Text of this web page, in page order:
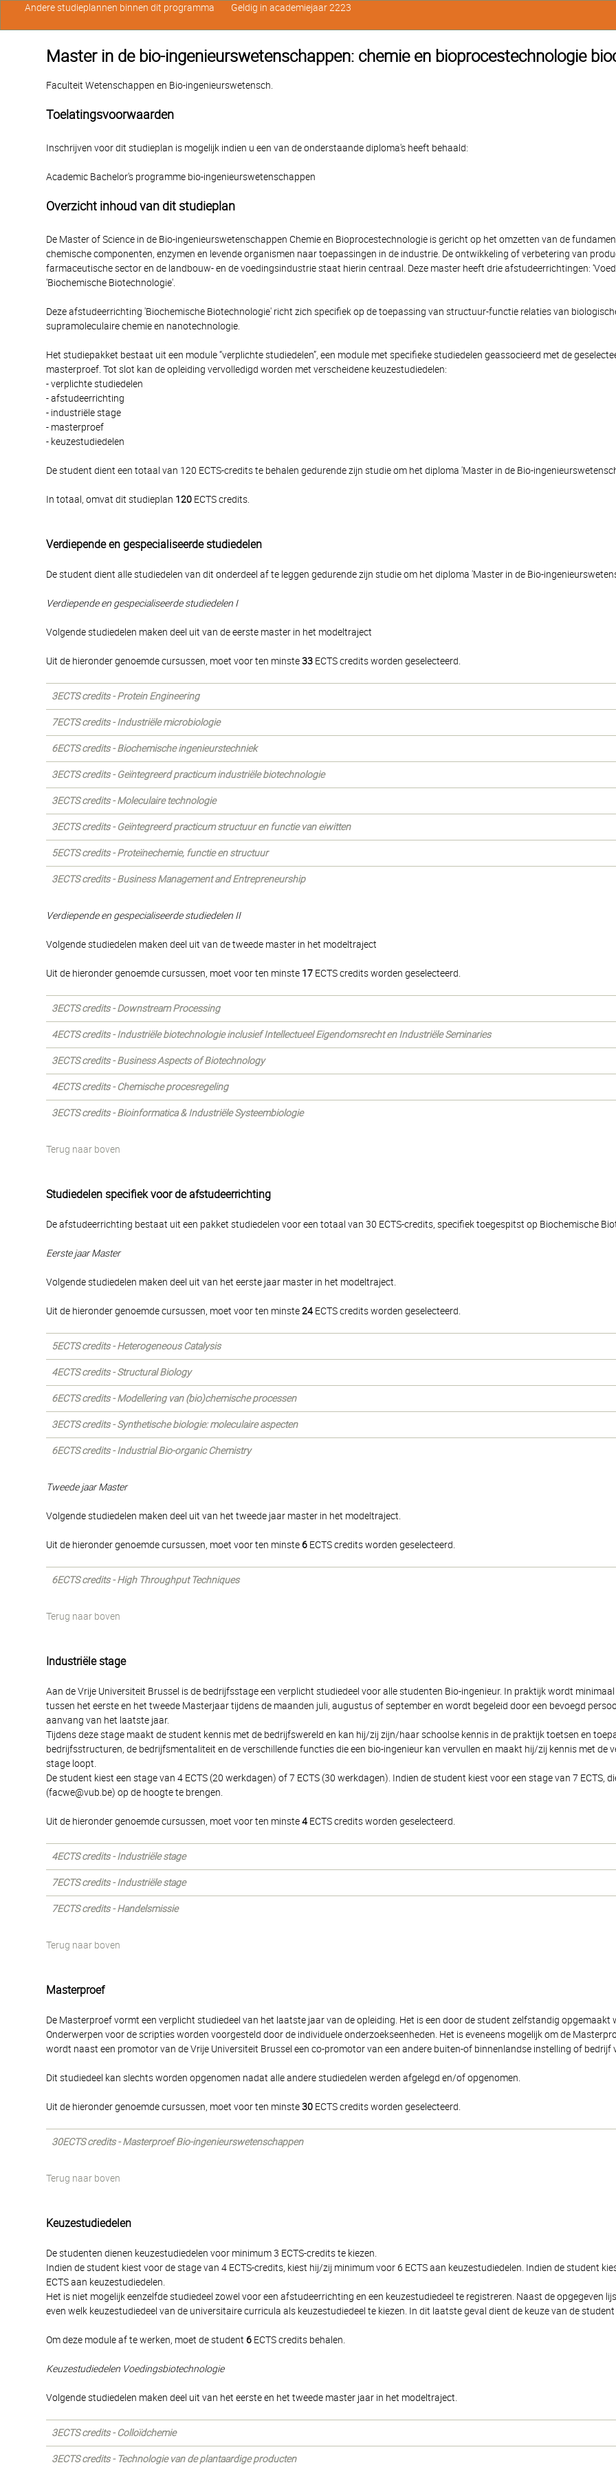
Master in de bio-ingenieurswetenschappen: chemie en bioprocestechnologie
Faculteit Wetenschappen en Bio-ingenieurswetensch.
Toelatingsvoorwaarden
Inschrijven voor dit studieplan is mogelijk indien u een van de onderstaande diploma's heeft behaald:
Academic Bachelor's programme bio-ingenieurswetenschappen
Overzicht inhoud van dit studieplan
De Master of Science in de Bio-ingenieurswetenschappen Chemie en Bioprocestechnologie is gericht op het omzetten van de
chemische componenten, enzymen en levende organismen naar toepassingen in de industrie. De ontwikkeling of verbetering van
farmaceutische sector en de landbouw- en de voedingsindustrie staat hierin centraal. Deze master heeft drie afstudeerrichtingen:
'Biochemische Biotechnologie'.
Deze afstudeerrichting 'Biochemische Biotechnologie' richt zich specifiek op de toepassing van structuur-functie relaties van
supramoleculaire chemie en nanotechnologie.
Het studiepakket bestaat uit een module “verplichte studiedelen”, een module met specifieke studiedelen geassocieerd met de
masterproef. Tot slot kan de opleiding vervolledigd worden met verscheidene keuzestudiedelen:
- verplichte studiedelen
- afstudeerrichting
- industriële stage
- masterproef
- keuzestudiedelen
De student dient een totaal van 120 ECTS-credits te behalen gedurende zijn studie om het diploma 'Master in de Bio-
In totaal, omvat dit studieplan 120 ECTS credits.
Verdiepende en gespecialiseerde studiedelen
De student dient alle studiedelen van dit onderdeel af te leggen gedurende zijn studie om het diploma 'Master in de Bio-
Verdiepende en gespecialiseerde studiedelen I
Volgende studiedelen maken deel uit van de eerste master in het modeltraject
Uit de hieronder genoemde cursussen, moet voor ten minste33 ECTS credits worden geselecteerd.
3ECTS credits - Protein Engineering
7ECTS credits - Industriële microbiologie
6ECTS credits - Biochemische ingenieurstechniek
3ECTS credits - Geïntegreerd practicum industriële biotechnologie
3ECTS credits - Moleculaire technologie
3ECTS credits - Geïntegreerd practicum structuur en functie van eiwitten
5ECTS credits - Proteïnechemie, functie en structuur
3ECTS credits - Business Management and Entrepreneurship
Verdiepende en gespecialiseerde studiedelen II
Volgende studiedelen maken deel uit van de tweede master in het modeltraject
Uit de hieronder genoemde cursussen, moet voor ten minste 17 ECTS credits worden geselecteerd.
3ECTS credits - Downstream Processing
4ECTS credits - Industriële biotechnologie inclusief Intellectueel Eigendomsrecht en Industriële Seminaries
3ECTS credits - Business Aspects of Biotechnology
4ECTS credits - Chemische procesregeling
3ECTS credits - Bioinformatica & Industriële Systeembiologie
Terug naar boven
Studiedelen specifiek voor de afstudeerrichting
De afstudeerrichting bestaat uit een pakket studiedelen voor een totaal van 30 ECTS-credits, specifiek toegespitst op Biochemische
Eerste jaar Master
Volgende studiedelen maken deel uit van het eerste jaar master in het modeltraject.
Uit de hieronder genoemde cursussen, moet voor ten minste24 ECTS credits worden geselecteerd.
5ECTS credits - Heterogeneous Catalysis
4ECTS credits - Structural Biology
6ECTS credits - Modellering van (bio)chemische processen
3ECTS credits - Synthetische biologie: moleculaire aspecten
6ECTS credits - Industrial Bio-organic Chemistry
Tweede jaar Master
Volgende studiedelen maken deel uit van het tweede jaar master in het modeltraject.
Uit de hieronder genoemde cursussen, moet voor ten minste6 ECTS credits worden geselecteerd.
6ECTS credits - High Throughput Techniques
Terug naar boven
Industriële stage
Aan de Vrije Universiteit Brussel is de bedrijfsstage een verplicht studiedeel voor alle studenten Bio-ingenieur. In praktijk wordt
tussen het eerste en het tweede Masterjaar tijdens de maanden juli, augustus of september en wordt begeleid door een bevoegd
aanvang van het laatste jaar.
Tijdens deze stage maakt de student kennis met de bedrijfswereld en kan hij/zij zijn/haar schoolse kennis in de praktijk toetsen en
bedrijfsstructuren, de bedrijfsmentaliteit en de verschillende functies die een bio-ingenieur kan vervullen en maakt hij/zij kennis met
stage loopt.
De student kiest een stage van 4 ECTS (20 werkdagen) of 7 ECTS (30 werkdagen). Indien de student kiest voor een stage van 7
(facwe@vub.be) op de hoogte te brengen.
Uit de hieronder genoemde cursussen, moet voor ten minste4 ECTS credits worden geselecteerd.
4ECTS credits - Industriële stage
7ECTS credits - Industriële stage
7ECTS credits - Handelsmissie
Terug naar boven
Masterproef
De Masterproef vormt een verplicht studiedeel van het laatste jaar van de opleiding. Het is een door de student zelfstandig opgemaakt
Onderwerpen voor de scripties worden voorgesteld door de individuele onderzoekseenheden. Het is eveneens mogelijk om de
wordt naast een promotor van de Vrije Universiteit Brussel een co-promotor van een andere buiten-of binnenlandse instelling of
Dit studiedeel kan slechts worden opgenomen nadat alle andere studiedelen werden afgelegd en/of opgenomen.
Uit de hieronder genoemde cursussen, moet voor ten minste30 ECTS credits worden geselecteerd.
30ECTS credits - Masterproef Bio-ingenieurswetenschappen
Terug naar boven
Keuzestudiedelen
De studenten dienen keuzestudiedelen voor minimum 3 ECTS-credits te kiezen.
Indien de student kiest voor de stage van 4 ECTS-credits, kiest hij/zij minimum voor 6 ECTS aan keuzestudiedelen. Indien de student
ECTS aan keuzestudiedelen.
Het is niet mogelijk eenzelfde studiedeel zowel voor een afstudeerrichting en een keuzestudiedeel te registreren. Naast de opgegeven
even welk keuzestudiedeel van de universitaire curricula als keuzestudiedeel te kiezen. In dit laatste geval dient de keuze van de
Om deze module af te werken, moet de student6 ECTS credits behalen.
Keuzestudiedelen Voedingsbiotechnologie
Volgende studiedelen maken deel uit van het eerste en het tweede master jaar in het modeltraject.
3ECTS credits - Colloïdchemie
3ECTS credits - Technologie van de plantaardige producten
Andere studieplannen binnen dit programma Geldig in academiejaar 2223